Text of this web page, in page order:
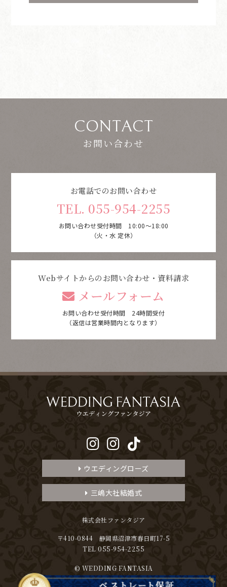
CONTACT
お問い合わせ
お電話でのお問い合わせ
TEL. 055-954-2255
お問い合わせ受付時間 10:00～18:00
（火・水 定休）
Webサイトからのお問い合わせ・資料請求
メールフォーム
お問い合わせ受付時間 24時間受付
（返信は営業時間内となります）
ウエディングローズ
三嶋大社結婚式
株式会社ファンタジア
〒410-0844 静岡県沼津市春日町17-5
TEL 055-954-2255
© WEDDING FANTASIA